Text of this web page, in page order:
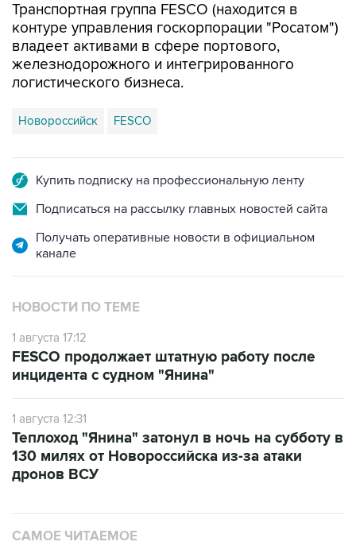
Транспортная группа FESCO (находится в
контуре управления госкорпорации "Росатом")
владеет активами в сфере портового,
железнодорожного и интегрированного
логистического бизнеса.
Новороссийск FESCO
Купить подписку на профессиональную ленту
Подписаться на рассылку главных новостей сайта
Получать оперативные новости в официальном
канале
НОВОСТИ ПО ТЕМЕ
1 августа 17:12
FESCO продолжает штатную работу после
инцидента с судном "Янина"
1 августа 12:31
Теплоход "Янина" затонул в ночь на субботу в
130 милях от Новороссийска из-за атаки
дронов ВСУ
САМОЕ ЧИТАЕМОЕ